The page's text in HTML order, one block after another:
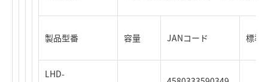
製品型番 容量 JANコード 標準
LHD-